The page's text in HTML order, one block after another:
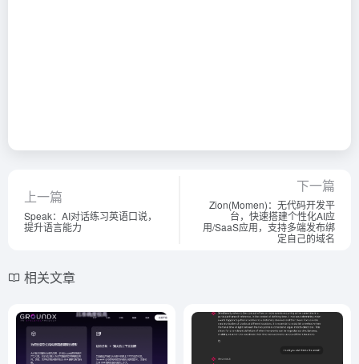
上一篇
Speak：AI对话练习英语口说，
提升语言能力
下一篇
Zion(Momen)：无代码开发平
台，快速搭建个性化AI应
用/SaaS应用，支持多端发布绑
定自己的域名
相关文章